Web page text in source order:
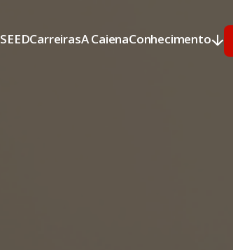
SEEDCarreirasA CaienaConhecimento